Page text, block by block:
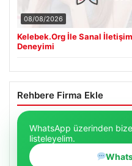
08/08/2026
Kelebek.Org İle Sanal
Deneyimi
Rehbere Firma Ekle
WhatsApp üzerinden bize
listeleyelim.